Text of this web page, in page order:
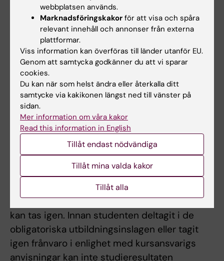
på lärande där arbetsformerna ger
förutsättning för att studenten aktivt tar
ansvar för sitt lärande. De arbetsformer som
används är föreläsningar, litteraturstudier,
seminarier, webbaserade hjälpmedel samt
fältstudier i klinik.
Kursen ges som campusutbildning med stöd
av en nätbaserad kommunikationsplattform.
Verksamhetsintegrerat lärande är alltid
obligatorisk, i övrigt hänvisas till kursschema
där obligatoriska moment är angivna.
Kursansvarig bedömer om och i så fall hur
frånvaro från obligatoriska utbildningsinslag
kan tas igen. Innan studenten deltagit i de
obligatoriska utbildningsinslagen eller tagit
igen frånvaro i enlighet med kursansvarigs
anvisningar kan inte studieresultaten
webbplatsen används.
Marknadsföringskakor för att visa och spåra
relevant innehåll och annonser från externa
plattformar.
Viss information kan överföras till länder utanför EU.
Genom att samtycka godkänner du att vi sparar
cookies.
Du kan när som helst ändra eller återkalla ditt
samtycke via kakikonen längst ned till vänster på
sidan.
Mer information om våra kakor
Read this information in English
Tillåt endast nödvändiga
Tillåt mina valda kakor
Tillåt alla